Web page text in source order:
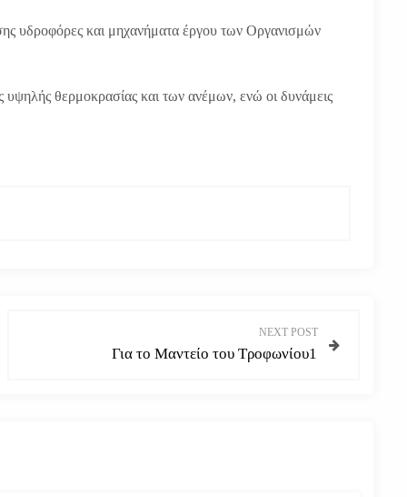
υδροφόρες και μηχανήματα έργου των Οργανισμών
υψηλής θερμοκρασίας και των ανέμων, ενώ οι δυνάμεις
NEXT POST
Για το Μαντείο του Τροφωνίου1